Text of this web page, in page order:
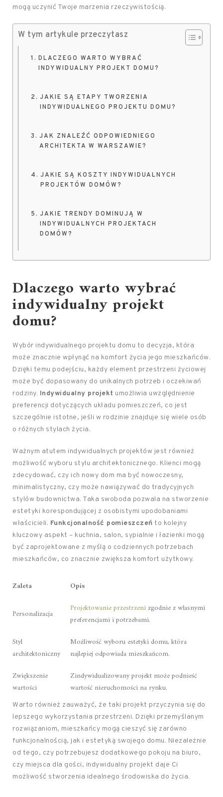
mogą uczynić Twoje marzenia rzeczywistością.
W tym artykule przeczytasz
DLACZEGO WARTO WYBRAĆ
INDYWIDUALNY PROJEKT DOMU?
JAKIE SĄ ETAPY TWORZENIA
INDYWIDUALNEGO PROJEKTU DOMU?
JAK ZNALEŹĆ ODPOWIEDNIEGO
ARCHITEKTA W WARSZAWIE?
JAKIE SĄ KOSZTY INDYWIDUALNYCH
PROJEKTÓW DOMÓW?
JAKIE TRENDY DOMINUJĄ W
INDYWIDUALNYCH PROJEKTACH
DOMÓW?
Dlaczego warto wybrać
indywidualny projekt
domu?
Wybór indywidualnego projektu domu to decyzja, która
może znacznie wpłynąć na komfort życia jego mieszkańców.
Dzięki temu podejściu, każdy element przestrzeni życiowej
może być dopasowany do unikalnych potrzeb i oczekiwań
rodziny. Indywidualny projekt umożliwia uwzględnienie
preferencji dotyczących układu pomieszczeń, co jest
szczególnie istotne, jeśli w rodzinie znajduje się wiele osób
o różnych stylach życia.
Ważnym atutem indywidualnych projektów jest również
możliwość wyboru stylu architektonicznego. Klienci mogą
zdecydować, czy ich nowy dom ma być nowoczesny,
minimalistyczny, czy może nawiązywać do tradycyjnych
stylów budownictwa. Taka swoboda pozwala na stworzenie
estetyki korespondującej z osobistymi upodobaniami
właścicieli. Funkcjonalność pomieszczeń to kolejny
kluczowy aspekt – kuchnia, salon, sypialnie i łazienki mogą
być zaprojektowane z myślą o codziennych potrzebach
mieszkańców, co znacznie zwiększa komfort użytkowy.
Zaleta Opis
Personalizacja Projektowanie przestrzenizgodnie z własnymi
preferencjami i potrzebami.
Styl
architektoniczny
Możliwość wyboru estetyki domu, która
najlepiej odpowiada mieszkańcom.
Zwiększenie
wartości
Zindywidualizowany projekt może podnieść
wartość nieruchomości na rynku.
Warto również zauważyć, że taki projekt przyczynia się do
lepszego wykorzystania przestrzeni. Dzięki przemyślanym
rozwiązaniom, mieszkańcy mogą cieszyć się zarówno
funkcjonalnością, jak i estetyką swojego domu. Niezależnie
od tego, czy potrzebujesz dodatkowego pokoju na biuro,
czy miejsca dla gości, indywidualny projekt daje Ci
możliwość stworzenia idealnego środowiska do życia.